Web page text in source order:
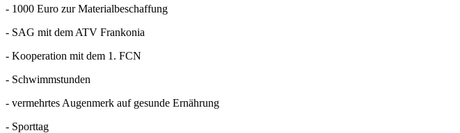
- 1000 Euro zur Materialbeschaffung
- SAG mit dem ATV Frankonia
- Kooperation mit dem 1. FCN
- Schwimmstunden
- vermehrtes Augenmerk auf gesunde Ernährung
- Sporttag